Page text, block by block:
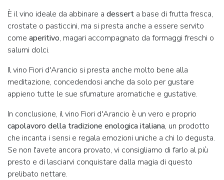
È il vino ideale da abbinare a dessert a base di frutta fresca,
crostate o pasticcini, ma si presta anche a essere servito
come aperitivo, magari accompagnato da formaggi freschi o
salumi dolci.
Il vino Fiori d'Arancio si presta anche molto bene alla
meditazione, concedendosi anche da solo per gustare
appieno tutte le sue sfumature aromatiche e gustative.
In conclusione, il vino Fiori d'Arancio è un vero e proprio
capolavoro della tradizione enologica italiana, un prodotto
che incanta i sensi e regala emozioni uniche a chi lo degusta.
Se non l'avete ancora provato, vi consigliamo di farlo al più
presto e di lasciarvi conquistare dalla magia di questo
prelibato nettare.